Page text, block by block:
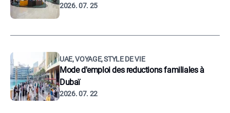
2026. 07. 25
UAE, VOYAGE, STYLE DE VIE
Mode d'emploi des reductions familiales à
Dubaï
2026. 07. 22